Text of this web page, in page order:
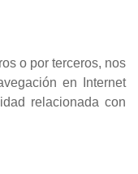
o por terceros, nos
en Internet
relacionada con